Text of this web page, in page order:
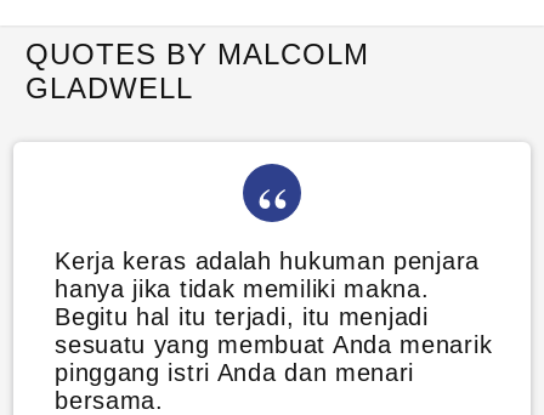
Quote Hari Puisi
QUOTES BY MALCOLM
GLADWELL
Kerja keras adalah hukuman penjara
hanya jika tidak memiliki makna.
Begitu hal itu terjadi, itu menjadi
sesuatu yang membuat Anda menarik
pinggang istri Anda dan menari
bersama.